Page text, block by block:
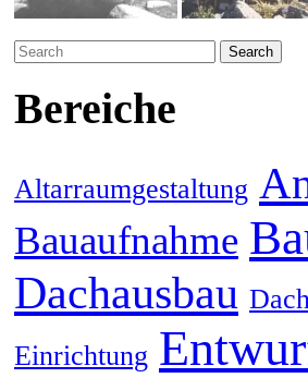
Search
for:
Bereiche
Altarraumgestaltung
Bauaufnahme
Dachausbau
Einrichtung